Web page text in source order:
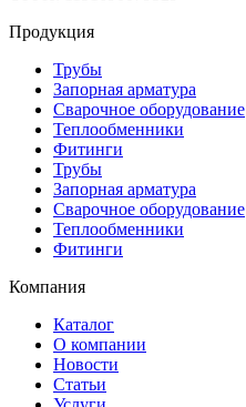
Продукция
Трубы
Запорная арматура
Сварочное оборудование
Теплообменники
Фитинги
Трубы
Запорная арматура
Сварочное оборудование
Теплообменники
Фитинги
Компания
Каталог
О компании
Новости
Статьи